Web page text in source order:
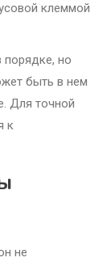
клеммой
порядке, но
быть в нем
Для точной
к
не